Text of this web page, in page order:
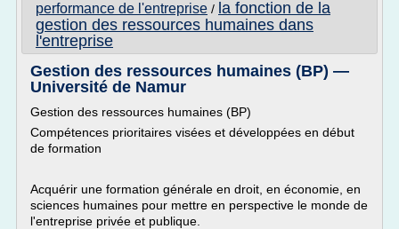
performance de l'entreprise / la fonction de la
gestion des ressources humaines dans
l'entreprise
Gestion des ressources humaines (BP) —
Université de Namur
Gestion des ressources humaines (BP)
Compétences prioritaires visées et développées en début
de formation
Acquérir une formation générale en droit, en économie, en
sciences humaines pour mettre en perspective le monde de
l'entreprise privée et publique.